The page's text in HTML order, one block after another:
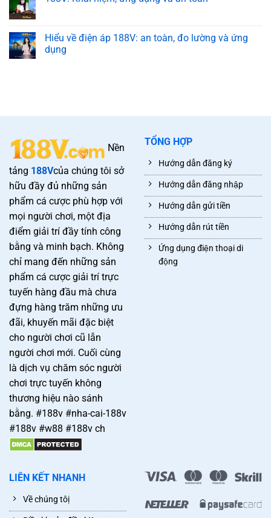
Hiểu về điện áp 188V: an toàn, đo lường và ứng
dụng
Nền
tảng 188Vcủa chúng tôi sở
hữu đầy đủ những sản
phẩm cá cược phù hợp với
mọi người chơi, một địa
điểm giải trí đầy tính công
bằng và minh bạch. Không
chỉ mang đến những sản
phẩm cá cược giải trí trực
tuyến hàng đầu mà chưa
đựng hàng trăm những ưu
đãi, khuyến mãi đặc biệt
cho người chơi cũ lẫn
người chơi mới. Cuối cùng
là dịch vụ chăm sóc người
chơi trực tuyến không
thương hiệu nào sánh
bằng. #188v #nha-cai-188v
#188v #w88 #188v ch
TỔNG HỢP
Hướng dẫn đăng ký
Hướng dẫn đăng nhập
Hướng dẫn gửi tiền
Hướng dẫn rút tiền
Ứng dụng điện thoại di
động
LIÊN KẾT NHANH
Về chúng tôị